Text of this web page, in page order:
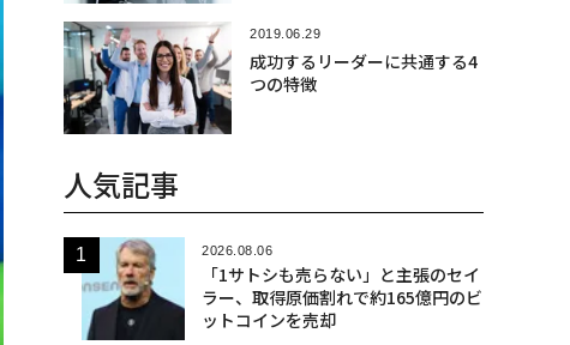
2019.06.29
成功するリーダーに共通する4
つの特徴
人気記事
2026.08.06
「1サトシも売らない」と主張のセイ
ラー、取得原価割れで約165億円のビ
ットコインを売却